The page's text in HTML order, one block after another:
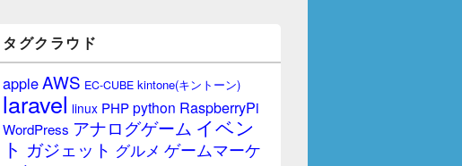
ー
ジ
ッ
ト
タグクラウド
appleAWS EC-CUBE kintone(キントーン)
laravel linux PHPpython RaspberryPi
WordPress アナログゲーム イベン
ト ガジェット グルメ ゲームマーケ